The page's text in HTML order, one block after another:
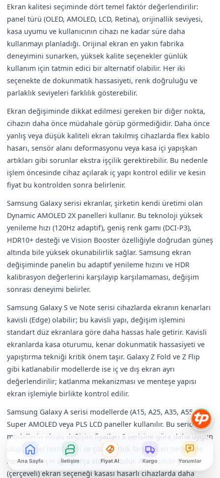
Ekran kalitesi seçiminde dört temel faktör değerlendirilir:
panel türü (OLED, AMOLED, LCD, Retina), orijinallik seviyesi,
kasa uyumu ve kullanıcının cihazı ne kadar süre daha
kullanmayı planladığı. Orijinal ekran en yakın fabrika
deneyimini sunarken, yüksek kalite seçenekler günlük
kullanım için tatmin edici bir alternatif olabilir. Her iki
seçenekte de dokunmatik hassasiyeti, renk doğruluğu ve
parlaklık seviyeleri farklılık gösterebilir.
Ekran değişiminde dikkat edilmesi gereken bir diğer nokta,
cihazın daha önce müdahale görüp görmediğidir. Daha önce
yanlış veya düşük kaliteli ekran takılmış cihazlarda flex kablo
hasarı, sensör alanı deformasyonu veya kasa içi yapışkan
artıkları gibi sorunlar ekstra işçilik gerektirebilir. Bu nedenle
işlem öncesinde cihaz açılarak iç yapı kontrol edilir ve kesin
fiyat bu kontrolden sonra belirlenir.
Samsung Galaxy serisi ekranlar, şirketin kendi üretimi olan
Dynamic AMOLED 2X panelleri kullanır. Bu teknoloji yüksek
yenileme hızı (120Hz adaptif), geniş renk gamı (DCI-P3),
HDR10+ desteği ve Vision Booster özelliğiyle doğrudan güneş
altında bile yüksek okunabilirlik sağlar. Samsung ekran
değişiminde panelin bu adaptif yenileme hızını ve HDR
kalibrasyon değerlerini karşılayıp karşılamaması, değişim
sonrası deneyimi belirler.
Samsung Galaxy S ve Note serisi cihazlarda ekranın kenarları
kavisli (Edge) olabilir; bu kavisli yapı, değişim işlemini
standart düz ekranlara göre daha hassas hale getirir. Kavisli
ekranlarda kasa oturumu, kenar dokunmatik hassasiyeti ve
yapıştırma tekniği kritik önem taşır. Galaxy Z Fold ve Z Flip
gibi katlanabilir modellerde ise iç ve dış ekran ayrı
değerlendirilir; katlanma mekanizması ve menteşe yapısı
ekran işlemiyle birlikte kontrol edilir.
Samsung Galaxy A serisi modellerde (A15, A25, A35, A55 vb.)
Super AMOLED veya PLS LCD paneller kullanılır. Bu serideki
modellerin ekran değişim fiyatları S serisine göre daha uygun
olup, panel teknolojisi ve çözünürlük farklılıkları nedeniyle
her model için ayrı parça stoku tutulur. A serisinde çıtalı
(çerçeveli) ekran seçeneği kasası hasarlı cihazlarda daha
Ana Sayfa İletişim Fiyat Al Kargo Yorumlar